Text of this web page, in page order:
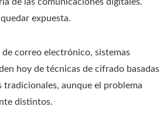
expuesta.
de correo electrónico, sistemas
hoy de técnicas de cifrado basadas
aunque el problema
distintos.